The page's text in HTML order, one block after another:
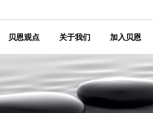
贝恩观点 关于我们 加入贝恩